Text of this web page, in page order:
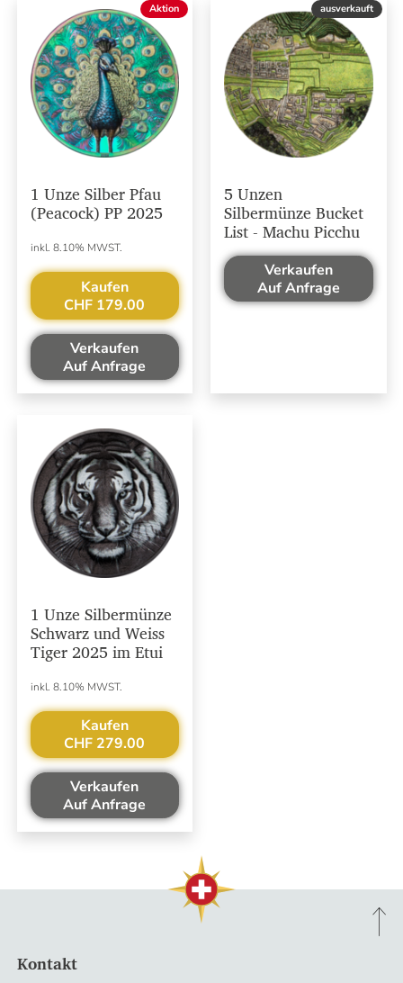
Aktion
1 Unze Silber Pfau
(Peacock) PP 2025
inkl. 8.10% MWST.
Kaufen
CHF 179.00
Verkaufen
Auf Anfrage
ausverkauft
5 Unzen
Silbermünze Bucket
List - Machu Picchu
Verkaufen
Auf Anfrage
1 Unze Silbermünze
Schwarz und Weiss
Tiger 2025 im Etui
inkl. 8.10% MWST.
Kaufen
CHF 279.00
Verkaufen
Auf Anfrage
Kontakt